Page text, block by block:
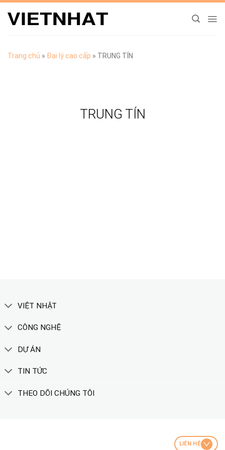
Chuyển
đến
Trang chủ » Đại lý cao cấp » TRUNG TÍN
TRUNG TÍN
VIỆT NHẬT
CÔNG NGHỆ
DỰ ÁN
TIN TỨC
THEO DÕI CHÚNG TÔI
LIÊN HỆ